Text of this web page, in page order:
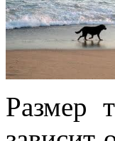
Размер